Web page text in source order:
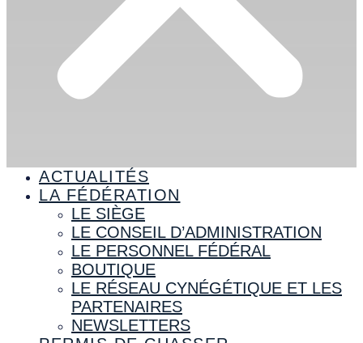
ACTUALITÉS
LA FÉDÉRATION
LE SIÈGE
LE CONSEIL D’ADMINISTRATION
LE PERSONNEL FÉDÉRAL
BOUTIQUE
LE RÉSEAU CYNÉGÉTIQUE ET LES
PARTENAIRES
NEWSLETTERS